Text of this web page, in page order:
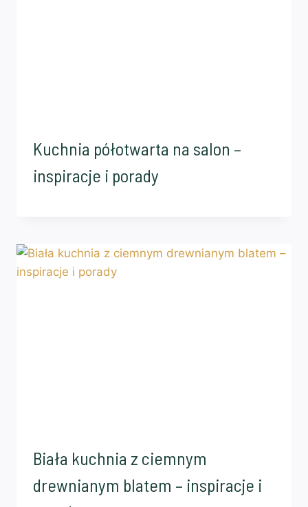
Kuchnia półotwarta na salon –
inspiracje i porady
Biała kuchnia z ciemnym
drewnianym blatem – inspiracje i